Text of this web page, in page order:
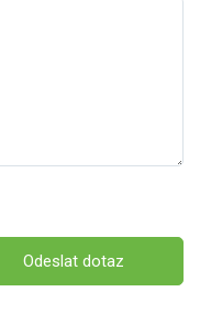
Odeslat dotaz